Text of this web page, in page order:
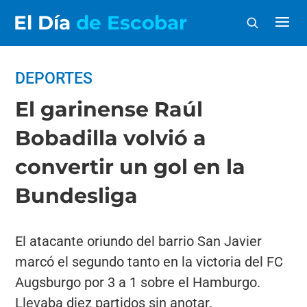
El Día de Escobar
DEPORTES
El garinense Raúl
Bobadilla volvió a
convertir un gol en la
Bundesliga
El atacante oriundo del barrio San Javier
marcó el segundo tanto en la victoria del FC
Augsburgo por 3 a 1 sobre el Hamburgo.
Llevaba diez partidos sin anotar.